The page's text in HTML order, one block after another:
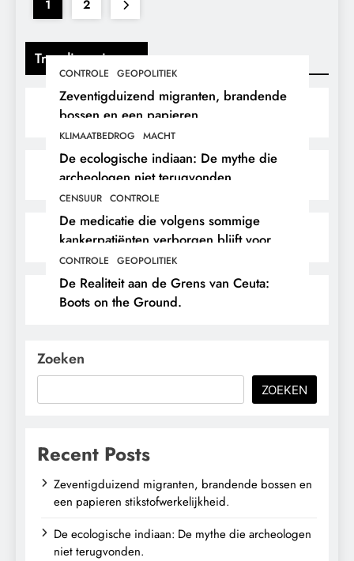
Trending nieuws
CONTROLE GEOPOLITIEK
Zeventigduizend migranten, brandende
bossen en een papieren
stikstofwerkelijkheid.
KLIMAATBEDROG MACHT
De ecologische indiaan: De mythe die
archeologen niet terugvonden.
CENSUUR CONTROLE
De medicatie die volgens sommige
kankerpatiënten verborgen blijft voor
hun eigen arts.
CONTROLE GEOPOLITIEK
De Realiteit aan de Grens van Ceuta:
Boots on the Ground.
1 2
Zoeken
ZOEKEN
Recent Posts
Zeventigduizend migranten, brandende bossen en
een papieren stikstofwerkelijkheid.
De ecologische indiaan: De mythe die archeologen
niet terugvonden.